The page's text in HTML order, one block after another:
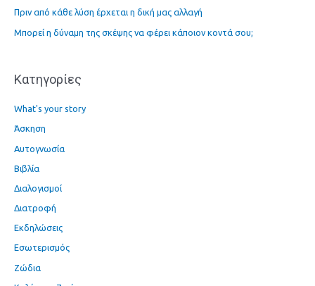
η
γ
:
Πριν από κάθε λύση έρχεται η δική μας αλλαγή
Μπορεί η δύναμη της σκέψης να φέρει κάποιον κοντά σου;
Kατηγορίες
What's your story
Άσκηση
Αυτογνωσία
Βιβλία
Διαλογισμοί
Διατροφή
Εκδηλώσεις
Εσωτερισμός
Ζώδια